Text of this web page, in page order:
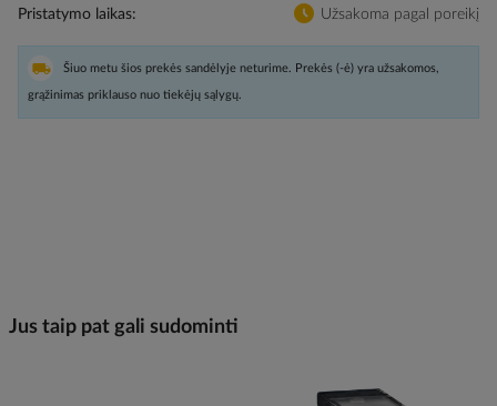
Pristatymo laikas Užsakoma pagal poreikį
Šiuo metu šios prekės sandėlyje neturime. Prekės (-ė) yra užsakomos,
grąžinimas priklauso nuo tiekėjų sąlygų.
Jus taip pat gali sudominti